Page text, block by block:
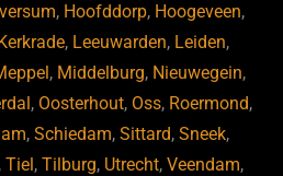
, Hoofddorp, Hoogeveen,
Kerkrade, Leeuwarden, Leiden,
, Middelburg, Nieuwegein,
, Oosterhout, Oss, Roermond,
, Schiedam, Sittard, Sneek,
,Tiel ,Tilburg, Utrecht,Veendam,